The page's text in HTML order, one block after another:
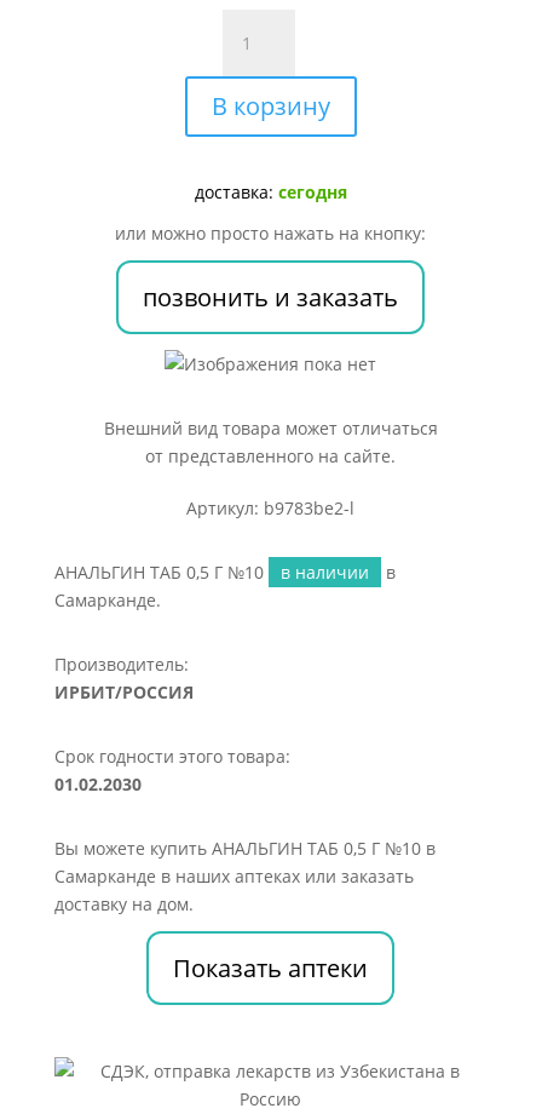
товара
АНАЛЬГИН
ТАБ
0,5
№10
В корзину
доставка: сегодня
или можно просто нажать на кнопку:
позвонить и заказать
Внешний вид товара может отличаться
от представленного на сайте.
Артикул: b9783be2-l
АНАЛЬГИН ТАБ 0,5 Г №10 в наличии
в
Самарканде.
Производитель:
ИРБИТ/РОССИЯ
Срок годности этого товара:
01.02.2030
Вы можете купить АНАЛЬГИН ТАБ 0,5 Г №10 в
Самарканде в наших аптеках или заказать
доставку на дом.
Показать аптеки